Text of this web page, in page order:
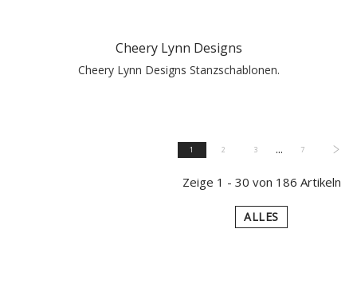
Cheery Lynn Designs
Cheery Lynn Designs Stanzschablonen.
1 2 3 ... 7
Zeige 1 - 30 von 186 Artikeln
ALLES